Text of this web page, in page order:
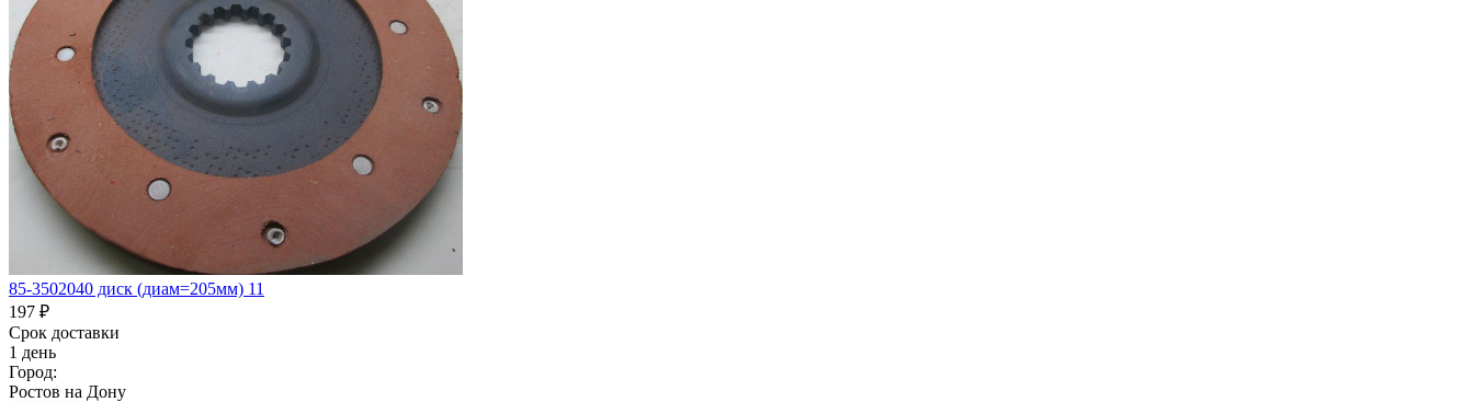
85-3502040 диск (диам=205мм) 11
197 ₽
Срок доставки
1 день
Город:
Ростов на Дону